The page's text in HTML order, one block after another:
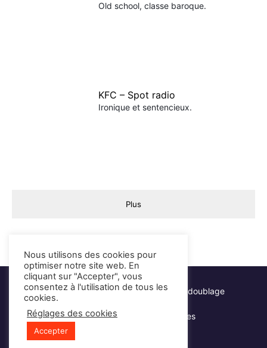
Old school, classe baroque.
KFC – Spot radio
Ironique et sentencieux.
Plus
Hervé Lacroix - Comédien voix-off & doublage
Mentions légales Partenaires
Nous utilisons des cookies pour
optimiser notre site web. En
cliquant sur "Accepter", vous
consentez à l'utilisation de tous les
cookies.
Réglages des cookies
Accepter